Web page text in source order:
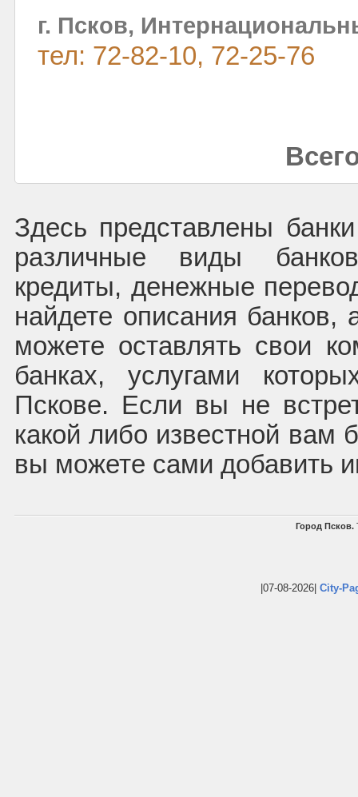
г. Псков,
тел: 72-82-10, 72-25-76
Здесь представлены
различные виды
кредиты, денежные
найдете описания
можете оставлять свои
банках, услугами
Пскове. Если вы не
какой либо известной вам
вы можете сами добавить
Город Псков.
|07-08-2026| City-